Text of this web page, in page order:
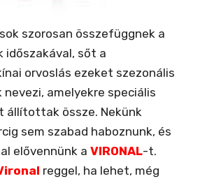
szorosan összefüggnek a
sőt a
orvoslás ezeket szezonális
amelyekre speciális
állítottak össze. Nekünk
sem szabad haboznunk, és
elővennünk a VIRONAL-t.
reggel, ha lehet, még